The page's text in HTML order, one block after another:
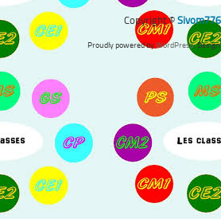
Copyright ©
Proudly powered byWordPress.